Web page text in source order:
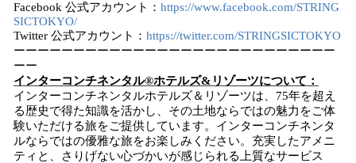
Facebook 公式アカウント： https://www.facebook.com/STRING
SICTOKYO/
Twitter 公式アカウント： https://twitter.com/STRINGSICTOKYO
ーーーーーーーーーーーーーーーーーーーーーーーーーーー
ーー
インターコンチネンタル®ホテルズ&リゾーツについて：
インターコンチネンタルホテルズ＆リゾーツは、75年を超え
る歴史で得た知識を活かし、その土地ならではの魅力をご体
験いただける旅をご提供しています。インターコンチネンタ
ルならではの優雅な旅をお楽しみください。充実したアメニ
ティと、さりげない心づかいが感じられる上質なサービス